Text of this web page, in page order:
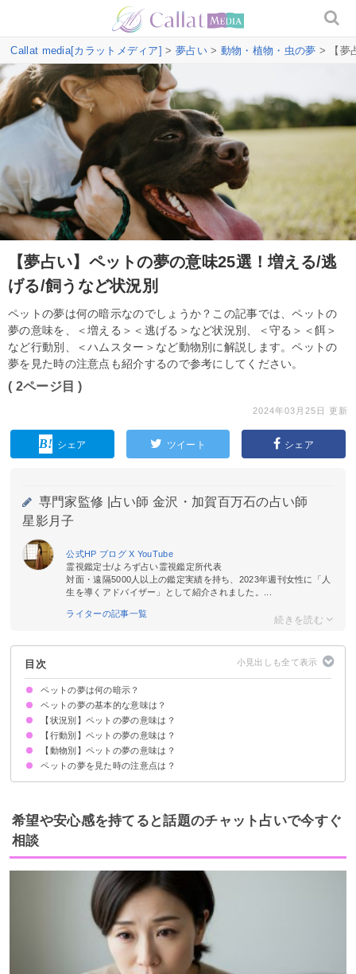
Callat media[カラットメディア] > 夢占い> 動物・植物・虫の夢 > 【夢
【夢占い】ペットの夢の意味25選！増える/逃
げる/飼うなど状況別
ペットの夢は何の暗示なのでしょうか？この記事では、ペットの
夢の意味を、＜増える＞＜逃げる＞など状況別、＜守る＞＜餌＞
など行動別、＜ハムスター＞など動物別に解説します。ペットの
夢を見た時の注意点も紹介するので参考にしてください。
( 2ページ目 )
2024年03月25日 更新
シェア ツイート シェア
専門家監修 | 占い師 金沢・加賀百万石の占い師
星影月子
公式HP ブログX YouTube
霊視鑑定士/よろず占い霊視鑑定所代表
対面・遠隔5000人以上の鑑定実績を持ち、2023年週刊女性に「人
生を導くアドバイザー」として紹介されました。...
ライターの記事一覧
目次
ペットの夢は何の暗示？
ペットの夢の基本的な意味は？
①あなたが愛情を注いでいる対象の暗示
②愛され願望の暗示
③従順さの暗示
状況によって意味が決まる
【状況別】ペットの夢の意味は？
ペットが増える夢【警告夢】
ペットが逃げる夢【警告夢】
ペットに襲われる夢【警告夢】
ペットが出産する夢【吉夢】
ペットが死ぬ夢【吉夢】
亡くなったペットの夢【警告夢】
ペットが病気になる夢【凶夢】
ペットが怪我をする夢【凶夢】
ペットが言葉を話す夢【吉夢】
【行動別】ペットの夢の意味は？
ペットを守る夢【警告夢】
ペットに餌をやる夢【吉夢】
ペットに餌をやり忘れる夢【警告夢】
ペットを食べる夢【警告夢】
ペットを飼う夢【警告夢】
ペットと遊ぶ夢【吉夢】
ペットと眠る夢【警告夢】
ペットを探す夢【警告夢】
【動物別】ペットの夢の意味は？
ペットの犬の夢【吉夢】
ペットの猫の夢【警告夢】
ペットのうさぎの夢【吉夢】
ペットのハムスターの夢【吉夢】
ペットの鳥の夢【吉夢】
ペットの魚の夢【警告夢】
ペットの亀の夢【吉夢】
ペットの虫の夢【吉夢】
ペットの夢を見た時の注意点は？
吉夢なら人に話さない
警告夢や凶夢の内容を人に話す
希望や安心感を持てると話題のチャット占いで今すぐ
相談